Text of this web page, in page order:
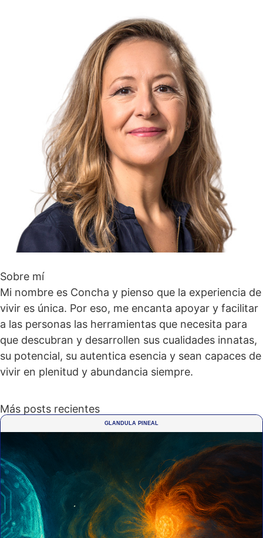
Sobre mí
Mi nombre es Concha y pienso que la experiencia de
vivir es única. Por eso, me encanta apoyar y facilitar
a las personas las herramientas que necesita para
que descubran y desarrollen sus cualidades innatas,
su potencial, su autentica esencia y sean capaces de
vivir en plenitud y abundancia siempre.
Más posts recientes
GLANDULA PINEAL